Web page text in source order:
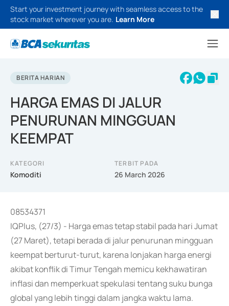
Start your investment journey with seamless access to the
stock market wherever you are. Learn More
BERITA HARIAN
HARGA EMAS DI JALUR
PENURUNAN MINGGUAN
KEEMPAT
KATEGORI
Komoditi
TERBIT PADA
26 March 2026
08534371
IQPlus, (27/3) - Harga emas tetap stabil pada hari Jumat
(27 Maret), tetapi berada di jalur penurunan mingguan
keempat berturut-turut, karena lonjakan harga energi
akibat konflik di Timur Tengah memicu kekhawatiran
inflasi dan memperkuat spekulasi tentang suku bunga
global yang lebih tinggi dalam jangka waktu lama.